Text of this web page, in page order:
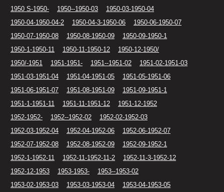
1950 S-1950-
1950--1950-03
1950-03-1950-04
1950-04-1950-04-2
1950-04-3-1950-06
1950-06-1950-07
1950-07-1950-08
1950-08-1950-09
1950-09-1950-1
1950-1-1950-11
1950-11-1950-12
1950-12-1950/
1950/-1951
1951-1951- 1951--1951-02
1951-02-1951-03
1951-03-1951-04
1951-04-1951-05
1951-05-1951-06
1951-06-1951-07
1951-08-1951-09
1951-09-1951-1
1951-1-1951-11
1951-11-1951-12
1951-12-1952
1952-1952-
1952--1952-02
1952-02-1952-03
1952-03-1952-04
1952-04-1952-06
1952-06-1952-07
1952-07-1952-08
1952-08-1952-09
1952-09-1952-1
1952-1-1952-11
1952-11-1952-11-2
1952-11-3-1952-12
1952-12-1953
1953-1953-
1953--1953-02
1953-02-1953-03
1953-03-1953-04 1953-04-1953-05